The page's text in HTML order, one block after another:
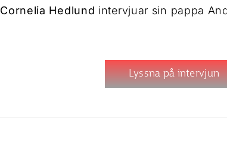
Cornelia Hedlund intervjuar sin pappa
Lyssna på intervjun